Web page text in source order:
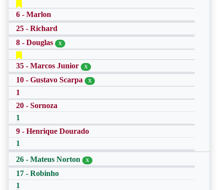
6 - Marlon
25 - Richard
8 - Douglas
X
35 - Marcos Junior X
10 - Gustavo Scarpa X
1
20 - Sornoza
1
9 - Henrique Dourado
1
26 - Mateus Norton
X
17 - Robinho
1